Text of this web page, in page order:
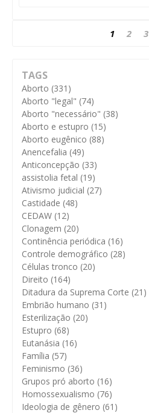
TAGS
Aborto (331)
Aborto "legal" (74)
Aborto "necessário" (38)
Aborto e estupro (15)
Aborto eugênico (88)
Anencefalia (49)
Anticoncepção (33)
assistolia fetal (19)
Ativismo judicial (27)
Castidade (48)
CEDAW (12)
Clonagem (20)
Continência periódica (16)
Controle demográfico (28)
Células tronco (20)
Direito (164)
Ditadura da Suprema Corte (21)
Embrião humano (31)
Esterilização (20)
Estupro (68)
Eutanásia (16)
Família (57)
Feminismo (36)
Grupos pró aborto (16)
Homossexualismo (76)
Ideologia de gênero (61)
1 2 3